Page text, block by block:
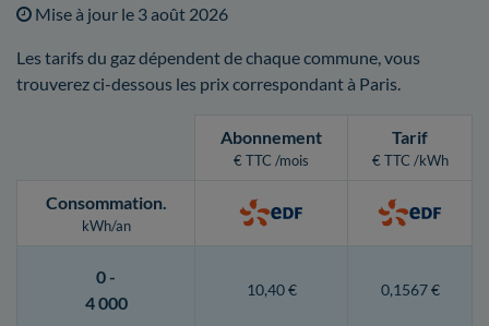
Mise à jour le 3 août 2026
Les tarifs du gaz dépendent de chaque commune, vous
trouverez ci-dessous les prix correspondant à Paris.
Abonnement
€ TTC /mois
Tarif
€ TTC /kWh
Consommation.
kWh/an
0 -
4 000
10,40 € 0,1567 €